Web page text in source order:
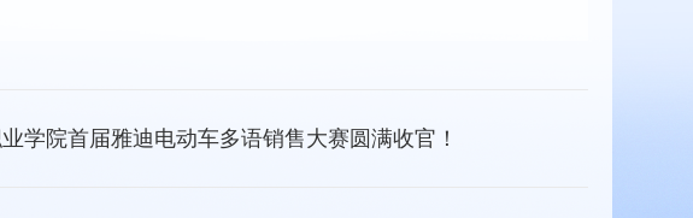
学院首届雅迪电动车多语销售大赛圆满收官！